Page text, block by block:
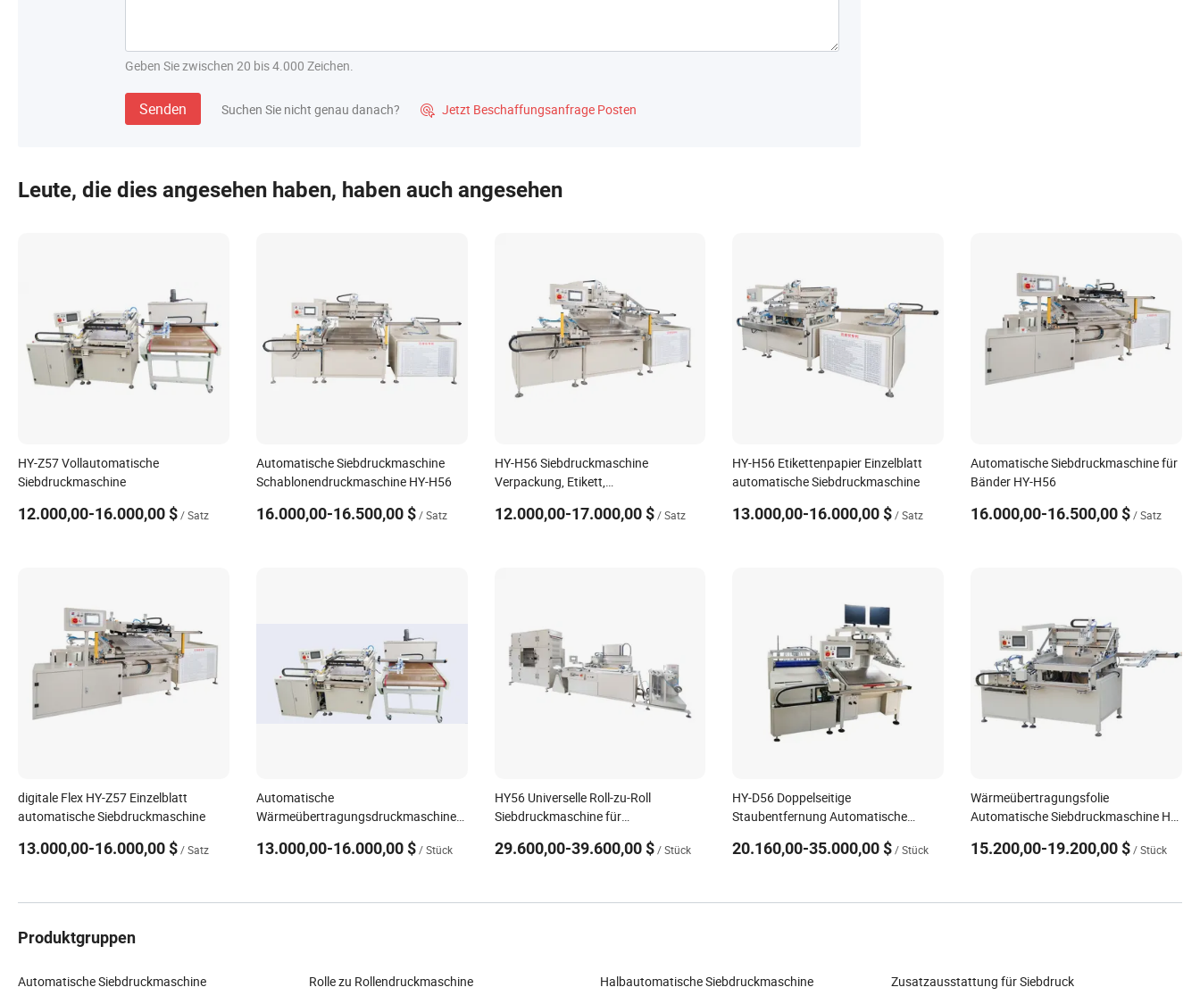
Geben Sie zwischen 20 bis 4.000 Zeichen.
Senden Suchen Sie nicht genau danach?  Jetzt Beschaffungsanfrage Posten
Leute, die dies angesehen haben, haben auch angesehen
HY-Z57 Vollautomatische
Siebdruckmaschine
12.000,00-16.000,00 $/ Satz
Automatische Siebdruckmaschine
Schablonendruckmaschine HY-H56
16.000,00-16.500,00 $ / Satz
HY-H56 Siebdruckmaschine
Verpackung, Etikett,
12.000,00-17.000,00 $ / Satz
HY-H56 Etikettenpapier Einzelblatt
automatische Siebdruckmaschine
13.000,00-16.000,00 $ / Satz
Automatische Siebdruckmaschine für
Bänder HY-H56
16.000,00-16.500,00 $/ Satz
digitale Flex HY-Z57 Einzelblatt
automatische Siebdruckmaschine
13.000,00-16.000,00 $/ Satz
Automatische
Wärmeübertragungsdruckmaschine
13.000,00-16.000,00 $ / Stück
HY56 Universelle Roll-zu-Roll
Siebdruckmaschine für
Namensschild Panel FPC Siebdruck
29.600,00-39.600,00 $ / Stück
HY-D56 Doppelseitige
Staubentfernung Automatische
Etikettenverpackung
20.160,00-35.000,00 $ / Stück
Wärmeübertragungsfolie
Automatische Siebdruckmaschine Hy-
Siebdruckmaschine für
15.200,00-19.200,00 $/ Stück
Produktgruppen
Automatische Siebdruckmaschine Rolle zu Rollendruckmaschine Halbautomatische Siebdruckmaschine Zusatzausstattung für Siebdruck